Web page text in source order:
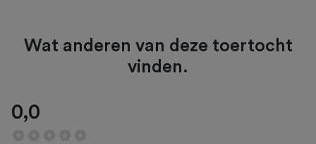
Wat anderen van deze toertocht
vinden.
0,0